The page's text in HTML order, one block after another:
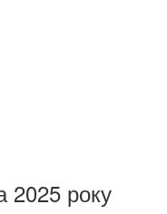
2025 року